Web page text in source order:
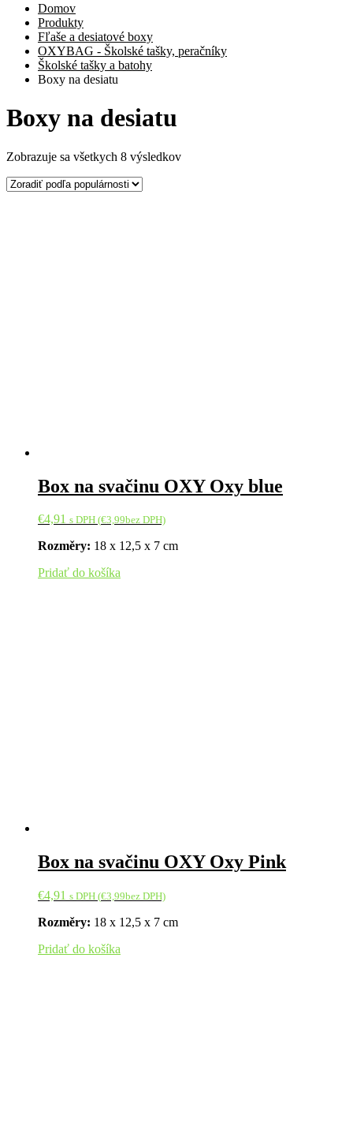
Domov
Produkty
Fľaše a desiatové boxy
OXYBAG - Školské tašky, peračníky
Školské tašky a batohy
Boxy na desiatu
Boxy na desiatu
Zobrazuje sa všetkych 8 výsledkov
Box na svačinu OXY Oxy blue
€4,91 s DPH (€3,99bez DPH)
Rozměry: 18 x 12,5 x 7 cm
Pridať do košíka
Box na svačinu OXY Oxy Pink
€4,91 s DPH (€3,99bez DPH)
Rozměry: 18 x 12,5 x 7 cm
Pridať do košíka